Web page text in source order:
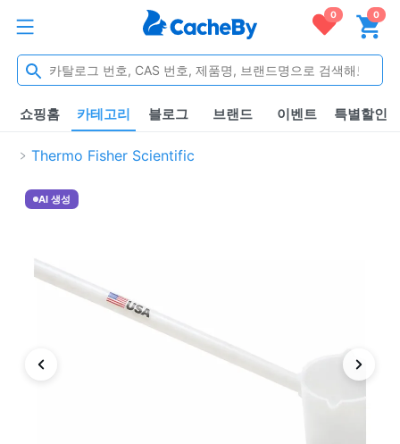
0 0
쇼핑홈 카테고리 블로그 브랜드 이벤트 특별할인
Thermo Fisher Scientific
AI 생성